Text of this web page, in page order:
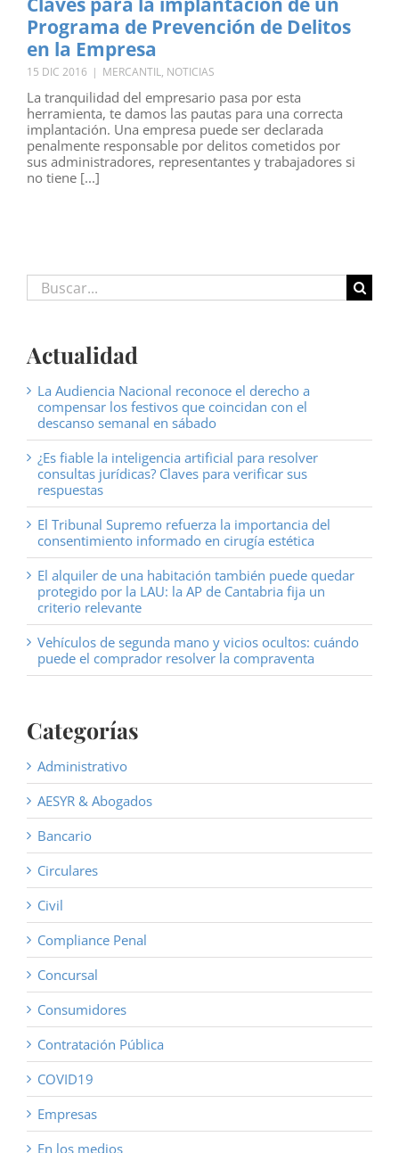
Programa de Prevención de Delitos
en la Empresa
15 DIC 2016 | MERCANTIL, NOTICIAS
La tranquilidad del empresario pasa por esta
herramienta, te damos las pautas para una correcta
implantación. Una empresa puede ser declarada
penalmente responsable por delitos cometidos por
sus administradores, representantes y trabajadores si
no tiene [...]
Buscar:
Actualidad
La Audiencia Nacional reconoce el derecho a
compensar los festivos que coincidan con el
descanso semanal en sábado
¿Es fiable la inteligencia artificial para resolver
consultas jurídicas? Claves para verificar sus
respuestas
El Tribunal Supremo refuerza la importancia del
consentimiento informado en cirugía estética
El alquiler de una habitación también puede quedar
protegido por la LAU: la AP de Cantabria fija un
criterio relevante
Vehículos de segunda mano y vicios ocultos: cuándo
puede el comprador resolver la compraventa
Categorías
Administrativo
AESYR & Abogados
Bancario
Circulares
Civil
Compliance Penal
Concursal
Consumidores
Contratación Pública
COVID19
Empresas
En los medios